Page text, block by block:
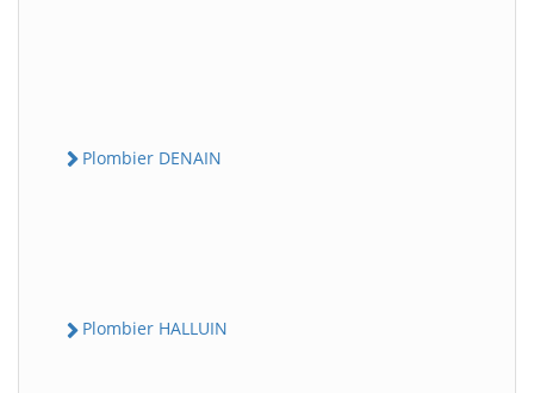
Plombier DENAIN
Plombier HALLUIN